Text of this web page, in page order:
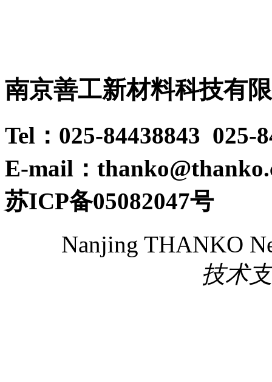
南京善工新材料科技有
Tel：025-84438843 025-
E-mail：
苏ICP备05082047号
Nanjing THANKO
技术